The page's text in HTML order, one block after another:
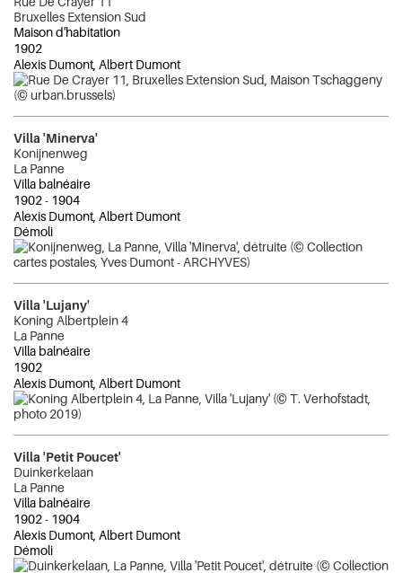
Bruxelles Extension Sud
Maison d'habitation
1902
Alexis Dumont, Albert Dumont
Villa 'Minerva'
Konijnenweg
La Panne
Villa balnéaire
1902- 1904
Alexis Dumont, Albert Dumont
Démoli
Villa 'Lujany'
Koning Albertplein 4
La Panne
Villa balnéaire
1902
Alexis Dumont, Albert Dumont
Villa 'Petit Poucet'
Duinkerkelaan
La Panne
Villa balnéaire
1902- 1904
Alexis Dumont, Albert Dumont
Démoli